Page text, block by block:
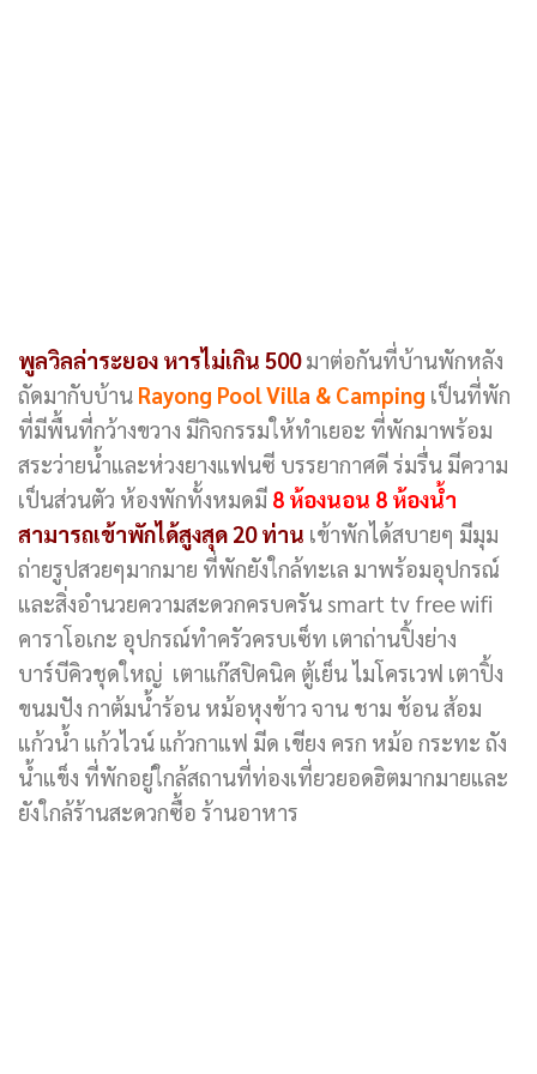
พูลวิลล่าระยอง หารไม่เกิน 500มาต่อกันที่บ้านพักหลัง
ถัดมากับบ้าน Rayong Pool Villa & Camping เป็นที่พัก
ที่มีพื้นที่กว้างขวาง มีกิจกรรมให้ทำเยอะ ที่พักมาพร้อม
สระว่ายน้ำและห่วงยางแฟนซี บรรยากาศดี ร่มรื่น มีความ
เป็นส่วนตัว ห้องพักทั้งหมดมี 8 ห้องนอน 8 ห้องน้ำ
สามารถเข้าพักได้สูงสุด 20 ท่าน เข้าพักได้สบายๆ มีมุม
ถ่ายรูปสวยๆมากมาย ที่พักยังใกล้ทะเล มาพร้อมอุปกรณ์
และสิ่งอำนวยความสะดวกครบครัน smart tv free wifi
คาราโอเกะ อุปกรณ์ทำครัวครบเซ็ท เตาถ่านปิ้งย่าง
บาร์บีคิวชุดใหญ่ เตาแก๊สปิคนิค ตู้เย็น ไมโครเวฟ เตาปิ้ง
ขนมปัง กาต้มน้ำร้อน หม้อหุงข้าว จาน ชาม ช้อน ส้อม
แก้วน้ำ แก้วไวน์ แก้วกาแฟ มีด เขียง ครก หม้อ กระทะ ถัง
น้ำแข็ง ที่พักอยู่ใกล้สถานที่ท่องเที่ยวยอดฮิตมากมายและ
ยังใกล้ร้านสะดวกซื้อ ร้านอาหาร